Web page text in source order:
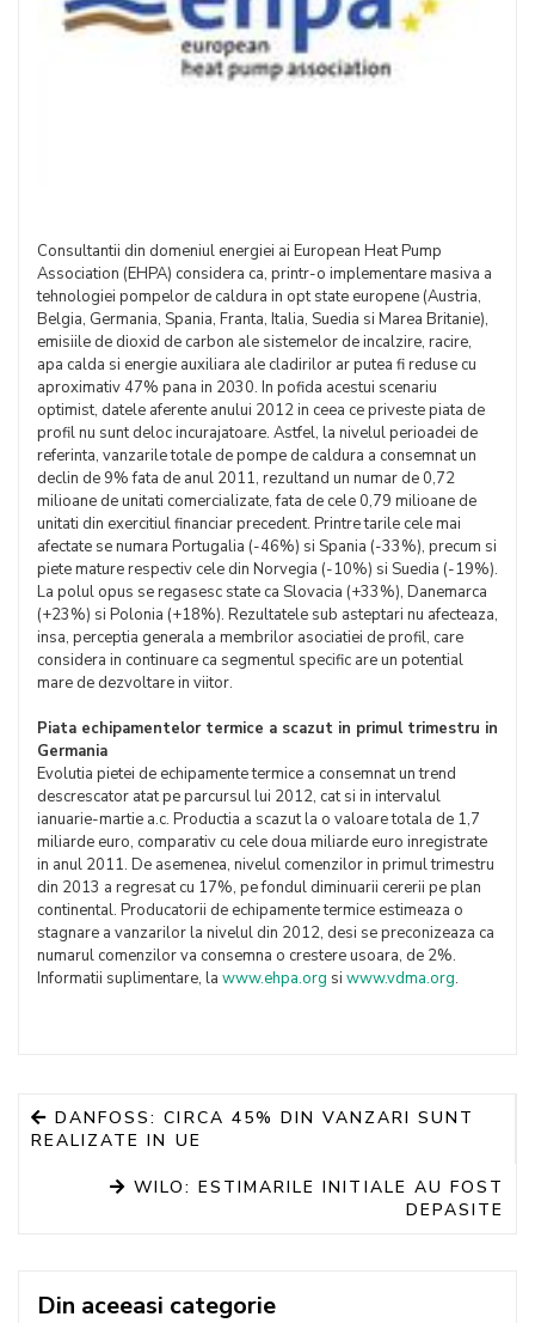
Consultantii din domeniul energiei ai European Heat Pump
Association (EHPA) considera ca, printr-o implementare masiva a
tehnologiei pompelor de caldura in opt state europene (Austria,
Belgia, Germania, Spania, Franta, Italia, Suedia si Marea Britanie),
emisiile de dioxid de carbon ale sistemelor de incalzire, racire,
apa calda si energie auxiliara ale cladirilor ar putea fi reduse cu
aproximativ 47% pana in 2030. In pofida acestui scenariu
optimist, datele aferente anului 2012 in ceea ce priveste piata de
profil nu sunt deloc incurajatoare. Astfel, la nivelul perioadei de
referinta, vanzarile totale de pompe de caldura a consemnat un
declin de 9% fata de anul 2011, rezultand un numar de 0,72
milioane de unitati comercializate, fata de cele 0,79 milioane de
unitati din exercitiul financiar precedent. Printre tarile cele mai
afectate se numara Portugalia (-46%) si Spania (-33%), precum si
piete mature respectiv cele din Norvegia (-10%) si Suedia (-19%).
La polul opus se regasesc state ca Slovacia (+33%), Danemarca
(+23%) si Polonia (+18%). Rezultatele sub asteptari nu afecteaza,
insa, perceptia generala a membrilor asociatiei de profil, care
considera in continuare ca segmentul specific are un potential
mare de dezvoltare in viitor.
Piata echipamentelor termice a scazut in primul trimestru in
Germania
Evolutia pietei de echipamente termice a consemnat un trend
descrescator atat pe parcursul lui 2012, cat si in intervalul
ianuarie-martie a.c. Productia a scazut la o valoare totala de 1,7
miliarde euro, comparativ cu cele doua miliarde euro inregistrate
in anul 2011. De asemenea, nivelul comenzilor in primul trimestru
din 2013 a regresat cu 17%, pe fondul diminuarii cererii pe plan
continental. Producatorii de echipamente termice estimeaza o
stagnare a vanzarilor la nivelul din 2012, desi se preconizeaza ca
numarul comenzilor va consemna o crestere usoara, de 2%.
Informatii suplimentare, la www.ehpa.org si www.vdma.org.
DANFOSS: CIRCA 45% DIN VANZARI SUNT
REALIZATE IN UE
WILO: ESTIMARILE INITIALE AU FOST
DEPASITE
Din aceeasi categorie